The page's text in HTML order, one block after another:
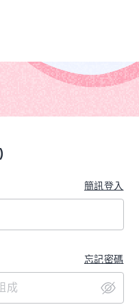
簡訊登入
忘記密碼